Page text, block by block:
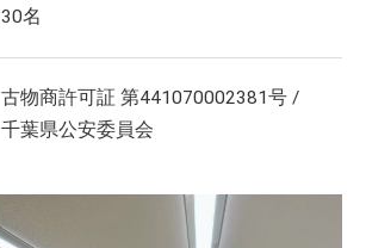
30名
古物商許可証 第441070002381号 /
千葉県公安委員会